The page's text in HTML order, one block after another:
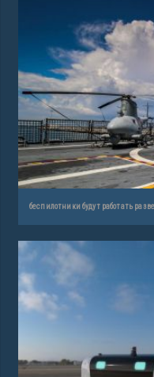
беспилотники будут работать